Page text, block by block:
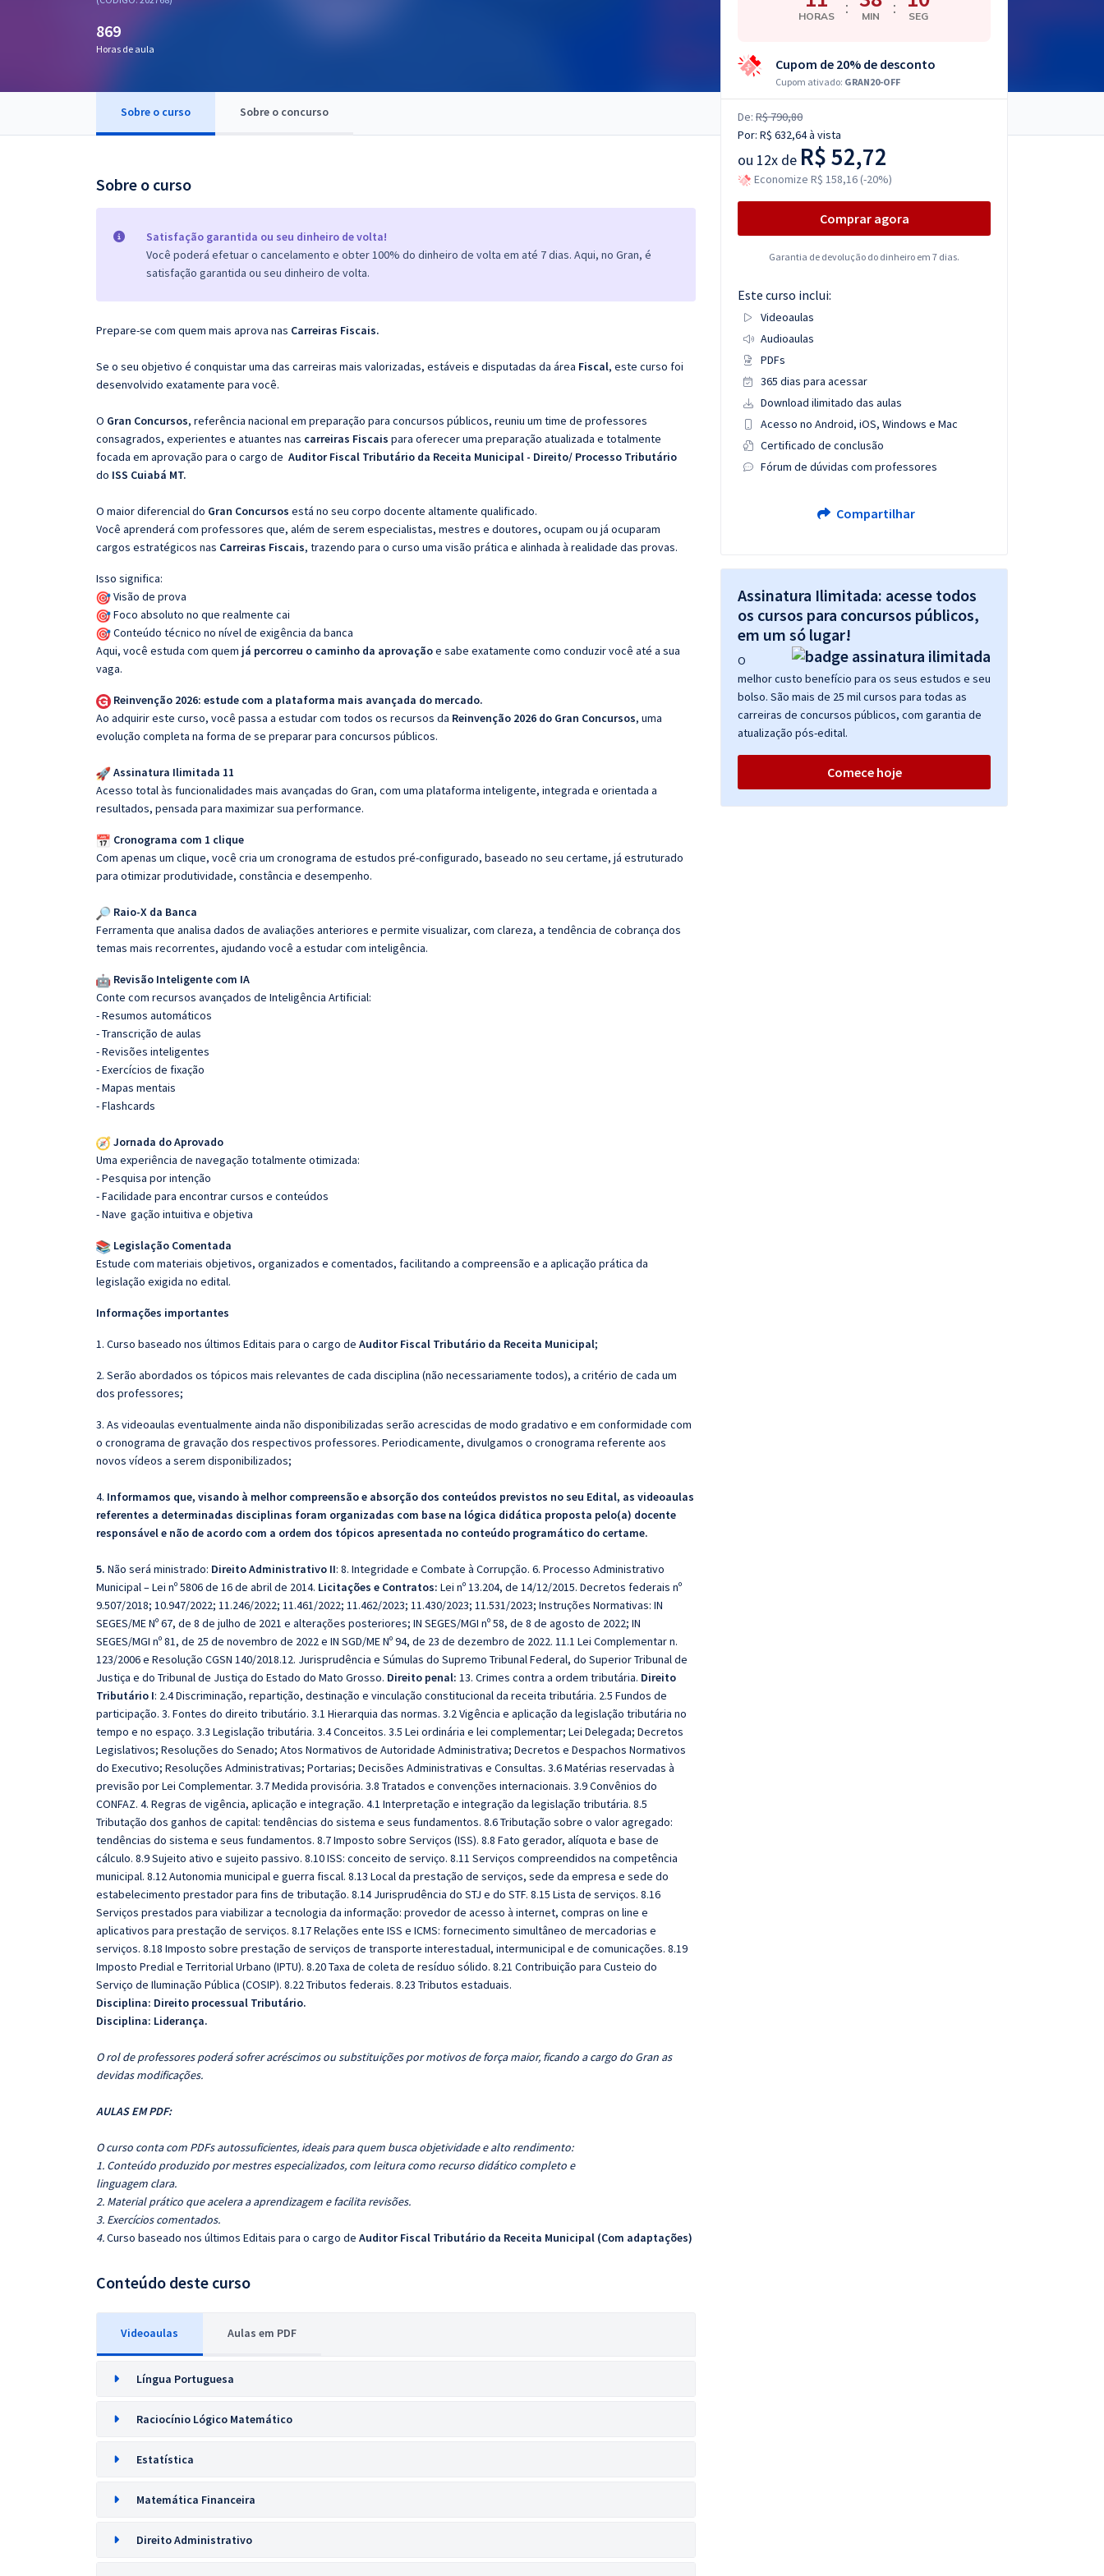
OAB
869
Horas de aula
Sobre o curso Sobre o concurso
Sobre o curso
Satisfação garantida ou seu dinheiro de volta!
Você poderá efetuar o cancelamento e obter 100% do dinheiro de volta em até 7 dias. Aqui, no Gran, é
satisfação garantida ou seu dinheiro de volta.
Prepare-se com quem mais aprova nas Carreiras Fiscais.
Se o seu objetivo é conquistar uma das carreiras mais valorizadas, estáveis e disputadas da área Fiscal, este curso foi
desenvolvido exatamente para você.
O Gran Concursos, referência nacional em preparação para concursos públicos, reuniu um time de professores
consagrados, experientes e atuantes nas carreiras Fiscais para oferecer uma preparação atualizada e totalmente
focada em aprovação para o cargo de Auditor Fiscal Tributário da Receita Municipal - Direito/ Processo Tributário
do ISS Cuiabá MT.
O maior diferencial do Gran Concursos está no seu corpo docente altamente qualificado.
Você aprenderá com professores que, além de serem especialistas, mestres e doutores, ocupam ou já ocuparam
cargos estratégicos nas Carreiras Fiscais, trazendo para o curso uma visão prática e alinhada à realidade das provas.
Isso significa:
Visão de prova
Foco absoluto no que realmente cai
Conteúdo técnico no nível de exigência da banca
Aqui, você estuda com quem já percorreu o caminho da aprovaçãoe sabe exatamente como conduzir você até a sua
vaga.
Reinvenção 2026: estude com a plataforma mais avançada do mercado.
Ao adquirir este curso, você passa a estudar com todos os recursos da Reinvenção 2026 do Gran Concursos, uma
evolução completa na forma de se preparar para concursos públicos.
Assinatura Ilimitada 11
Acesso total às funcionalidades mais avançadas do Gran, com uma plataforma inteligente, integrada e orientada a
resultados, pensada para maximizar sua performance.
Cronograma com 1 clique
Com apenas um clique, você cria um cronograma de estudos pré-configurado, baseado no seu certame, já estruturado
para otimizar produtividade, constância e desempenho.
Raio-X da Banca
Ferramenta que analisa dados de avaliações anteriores e permite visualizar, com clareza, a tendência de cobrança dos
temas mais recorrentes, ajudando você a estudar com inteligência.
Revisão Inteligente com IA
Conte com recursos avançados de Inteligência Artificial:
- Resumos automáticos
- Transcrição de aulas
- Revisões inteligentes
- Exercícios de fixação
- Mapas mentais
- Flashcards
Jornada do Aprovado
Uma experiência de navegação totalmente otimizada:
- Pesquisa por intenção
- Facilidade para encontrar cursos e conteúdos
- Nave gação intuitiva e objetiva
Legislação Comentada
Estude com materiais objetivos, organizados e comentados, facilitando a compreensão e a aplicação prática da
legislação exigida no edital.
Informações importantes
1. Curso baseado nos últimos Editais para o cargo de Auditor Fiscal Tributário da Receita Municipal;
2. Serão abordados os tópicos mais relevantes de cada disciplina (não necessariamente todos), a critério de cada um
dos professores;
3. As videoaulas eventualmente ainda não disponibilizadas serão acrescidas de modo gradativo e em conformidade com
o cronograma de gravação dos respectivos professores. Periodicamente, divulgamos o cronograma referente aos
novos vídeos a serem disponibilizados;
4. Informamos que, visando à melhor compreensão e absorção dos conteúdos previstos no seu Edital, as videoaulas
referentes a determinadas disciplinas foram organizadas com base na lógica didática proposta pelo(a) docente
responsável e não de acordo com a ordem dos tópicos apresentada no conteúdo programático do certame.
5. Não será ministrado: Direito Administrativo II: 8. Integridade e Combate à Corrupção. 6. Processo Administrativo
Municipal – Lei nº 5806 de 16 de abril de 2014. Licitações e Contratos: Lei nº 13.204, de 14/12/2015. Decretos federais nº
9.507/2018; 10.947/2022; 11.246/2022; 11.461/2022; 11.462/2023; 11.430/2023; 11.531/2023; Instruções Normativas: IN
SEGES/ME Nº 67, de 8 de julho de 2021 e alterações posteriores; IN SEGES/MGI nº 58, de 8 de agosto de 2022; IN
SEGES/MGI nº 81, de 25 de novembro de 2022 e IN SGD/ME Nº 94, de 23 de dezembro de 2022. 11.1 Lei Complementar n.
123/2006 e Resolução CGSN 140/2018.12. Jurisprudência e Súmulas do Supremo Tribunal Federal, do Superior Tribunal de
Justiça e do Tribunal de Justiça do Estado do Mato Grosso. Direito penal: 13. Crimes contra a ordem tributária. Direito
Tributário I: 2.4 Discriminação, repartição, destinação e vinculação constitucional da receita tributária. 2.5 Fundos de
participação. 3. Fontes do direito tributário. 3.1 Hierarquia das normas. 3.2 Vigência e aplicação da legislação tributária no
tempo e no espaço. 3.3 Legislação tributária. 3.4 Conceitos. 3.5 Lei ordinária e lei complementar; Lei Delegada; Decretos
Legislativos; Resoluções do Senado; Atos Normativos de Autoridade Administrativa; Decretos e Despachos Normativos
do Executivo; Resoluções Administrativas; Portarias; Decisões Administrativas e Consultas. 3.6 Matérias reservadas à
previsão por Lei Complementar. 3.7 Medida provisória. 3.8 Tratados e convenções internacionais. 3.9 Convênios do
CONFAZ. 4. Regras de vigência, aplicação e integração. 4.1 Interpretação e integração da legislação tributária. 8.5
Tributação dos ganhos de capital: tendências do sistema e seus fundamentos. 8.6 Tributação sobre o valor agregado:
tendências do sistema e seus fundamentos. 8.7 Imposto sobre Serviços (ISS). 8.8 Fato gerador, alíquota e base de
cálculo. 8.9 Sujeito ativo e sujeito passivo. 8.10 ISS: conceito de serviço. 8.11 Serviços compreendidos na competência
municipal. 8.12 Autonomia municipal e guerra fiscal. 8.13 Local da prestação de serviços, sede da empresa e sede do
estabelecimento prestador para fins de tributação. 8.14 Jurisprudência do STJ e do STF. 8.15 Lista de serviços. 8.16
Serviços prestados para viabilizar a tecnologia da informação: provedor de acesso à internet, compras on line e
aplicativos para prestação de serviços. 8.17 Relações ente ISS e ICMS: fornecimento simultâneo de mercadorias e
serviços. 8.18 Imposto sobre prestação de serviços de transporte interestadual, intermunicipal e de comunicações. 8.19
Imposto Predial e Territorial Urbano (IPTU). 8.20 Taxa de coleta de resíduo sólido. 8.21 Contribuição para Custeio do
Serviço de Iluminação Pública (COSIP). 8.22 Tributos federais. 8.23 Tributos estaduais.
Disciplina: Direito processual Tributário.
Disciplina: Liderança.
O rol de professores poderá sofrer acréscimos ou substituições por motivos de força maior, ficando a cargo do Gran as
devidas modificações.
AULAS EM PDF:
O curso conta com PDFs autossuficientes, ideais para quem busca objetividade e alto rendimento:
1. Conteúdo produzido por mestres especializados, com leitura como recurso didático completo e
linguagem clara.
2. Material prático que acelera a aprendizagem e facilita revisões.
3. Exercícios comentados.
4.Curso baseado nos últimos Editais para o cargo de Auditor Fiscal Tributário da Receita Municipal (Com adaptações)
Conteúdo deste curso
Videoaulas Aulas em PDF
Língua Portuguesa
Raciocínio Lógico Matemático
Estatística
Matemática Financeira
Direito Administrativo
HORAS : MIN : SEG
Cupom de 20% de desconto
Cupom ativado: GRAN20-OFF
De: R$ 790,80
Por: R$ 632,64à vista
ou 12x de R$ 52,72
Economize R$ 158,16 (-20%)
Comprar agora
Garantia de devolução do dinheiro em 7 dias.
Este curso inclui:
Videoaulas
Audioaulas
PDFs
365 dias para acessar
Download ilimitado das aulas
Acesso no Android, iOS, Windows e Mac
Certificado de conclusão
Fórum de dúvidas com professores
Compartilhar
Assinatura Ilimitada: acesse todos
os cursos para concursos públicos,
em um só lugar!
O
melhor custo benefício para os seus estudos e seu
bolso. São mais de 25 mil cursos para todas as
carreiras de concursos públicos, com garantia de
atualização pós-edital.
Comece hoje